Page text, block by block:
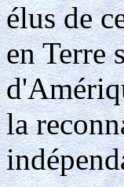
élus de
en Terre
la